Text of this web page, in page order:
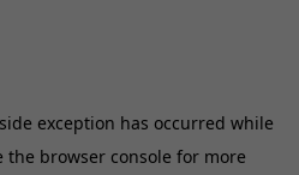
exception has occurred while
the browser console for more